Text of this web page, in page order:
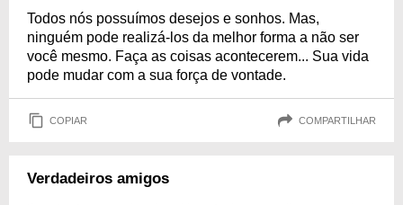
Todos nós possuímos desejos e sonhos. Mas,
ninguém pode realizá-los da melhor forma a não ser
você mesmo. Faça as coisas acontecerem... Sua vida
pode mudar com a sua força de vontade.
COPIAR COMPARTILHAR
Verdadeiros amigos